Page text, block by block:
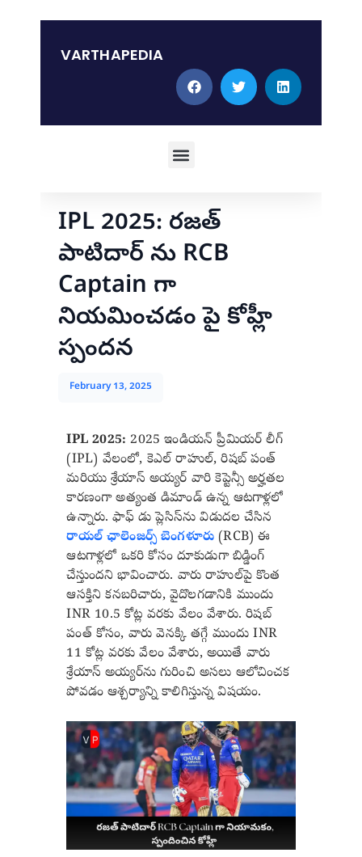
content
VARTHAPEDIA
Menu
IPL 2025: రజత్
పాటిదార్ ను RCB
Captain గా
నియమించడం పై కోహ్లీ
స్పందన
February 13, 2025
IPL 2025: 2025 ఇండియన్ ప్రీమియర్ లీగ్
(IPL) వేలంలో, కెఎల్ రాహుల్, రిషబ్ పంత్
మరియు శ్రేయాస్ అయ్యర్ వారి కెప్టెన్సీ అర్హతల
కారణంగా అత్యంత డిమాండ్ ఉన్న ఆటగాళ్లలో
ఉన్నారు. ఫాఫ్ డు ప్లెసిస్‌ను విడుదల చేసిన
రాయల్ ఛాలెంజర్స్ బెంగళూరు (RCB) ఈ
ఆటగాళ్లలో ఒకరి కోసం దూకుడుగా బిడ్డింగ్
చేస్తుందని భావించారు. వారు రాహుల్‌పై కొంత
ఆసక్తిని కనబరిచారు, వైదొలగడానికి ముందు
INR 10.5 కోట్ల వరకు వేలం వేశారు. రిషబ్
పంత్ కోసం, వారు వెనక్కి తగ్గే ముందు INR
11 కోట్ల వరకు వేలం వేశారు, అయితే వారు
శ్రేయాస్ అయ్యర్‌ను గురించి అసలు ఆలోచించక
పోవడం ఆశ్చర్యాన్ని కాలిగిస్తున్న విషయం.